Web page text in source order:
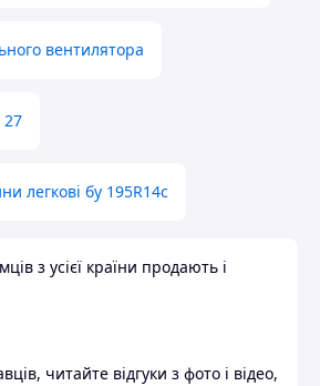
вентилятора
27
легкові бу 195R14c
з усієї країни продають і
читайте відгуки з фото і відео,